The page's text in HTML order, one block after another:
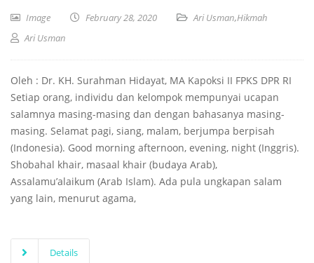
Image February 28, 2020 Ari Usman,Hikmah
Ari Usman
Oleh : Dr. KH. Surahman Hidayat, MA Kapoksi II FPKS DPR RI
Setiap orang, individu dan kelompok mempunyai ucapan
salamnya masing-masing dan dengan bahasanya masing-
masing. Selamat pagi, siang, malam, berjumpa berpisah
(Indonesia). Good morning afternoon, evening, night (Inggris).
Shobahal khair, masaal khair (budaya Arab),
Assalamu’alaikum (Arab Islam). Ada pula ungkapan salam
yang lain, menurut agama,
Details